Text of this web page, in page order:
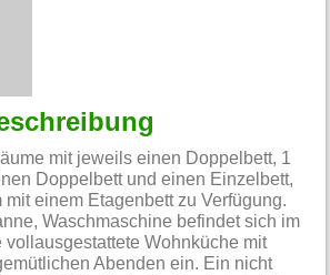
mit jeweils einen Doppelbett, 1
Doppelbett und einen Einzelbett,
einem Etagenbett zu Verfügung.
Waschmaschine befindet sich im
vollausgestattete Wohnküche mit
Abenden ein. Ein nicht